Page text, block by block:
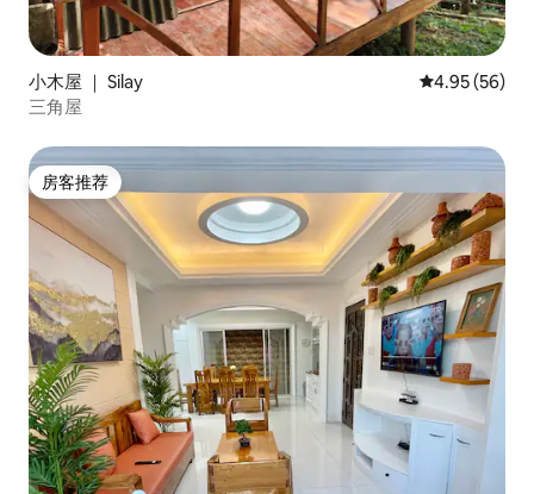
小木屋 ｜ Silay 平均评分
4.95 (56)
三角屋
房客推荐
房客推荐